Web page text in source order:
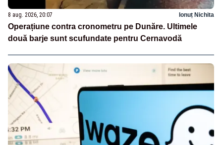
8 aug. 2026, 20:07 Ionuț Nichita
Operațiune contra cronometru pe Dunăre. Ultimele
două barje sunt scufundate pentru Cernavodă